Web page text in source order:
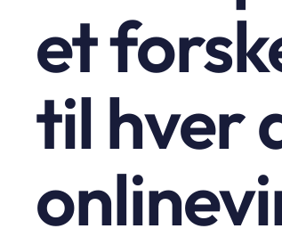
et
til hver